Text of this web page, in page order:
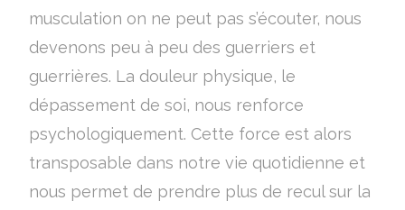
musculation on ne peut pas s’écouter, nous
devenons peu à peu des guerriers et
guerrières. La douleur physique, le
dépassement de soi, nous renforce
psychologiquement. Cette force est alors
transposable dans notre vie quotidienne et
nous permet de prendre plus de recul sur la